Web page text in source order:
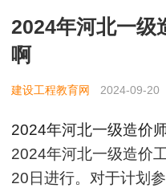
2024年河北一级
啊
建设工程教育网 2024-09-20
2024年河北一级造价
2024年河北一级造价
20日进行。对于计划